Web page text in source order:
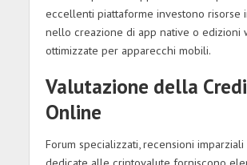
eccellenti piattaforme investono risorse
nello creazione di app native o edizioni
ottimizzate per apparecchi mobili.
Valutazione della
Online
Forum specializzati, recensioni